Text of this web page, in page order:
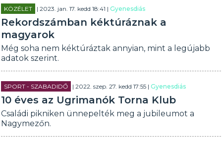
KÖZÉLET | 2023. jan. 17. kedd 18:41 |Gyenesdiás
Rekordszámban kéktúráznak a
magyarok
Még soha nem kéktúráztak annyian, mint a legújabb
adatok szerint.
SPORT - SZABADIDŐ | 2022. szep. 27. kedd 17:55 |Gyenesdiás
10 éves az Ugrimanók Torna Klub
Családi pikniken ünnepelték meg a jubileumot a
Nagymezőn.